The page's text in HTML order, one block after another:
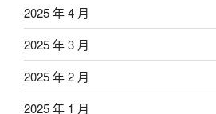
2025 年 4 月
2025 年 3 月
2025 年 2 月
2025 年 1 月